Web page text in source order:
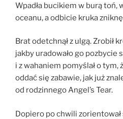
Wpadła bucikiem w burą toń,
oceanu, a odbicie kruka
Brat odetchnął z ulgą. Zrobił
jakby uradowało go pozbycie
i z wahaniem pomyślał o tym,
oddać się zabawie, jak już
od rodzinnego Angel’s Tear.
Dopiero po chwili zorientował